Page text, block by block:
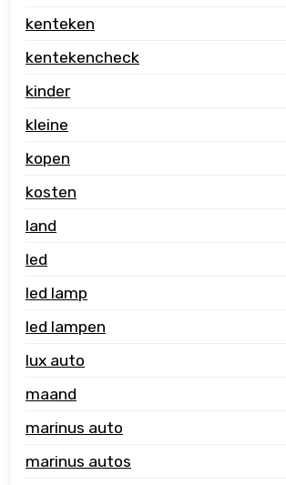
kenteken
kentekencheck
kinder
kleine
kopen
kosten
land
led
led lamp
led lampen
lux auto
maand
marinus auto
marinus autos